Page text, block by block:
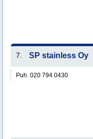
7. SP stainless Oy
Puh. 020 794 0430